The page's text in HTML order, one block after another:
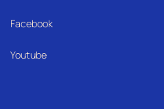
Facebook
Youtube